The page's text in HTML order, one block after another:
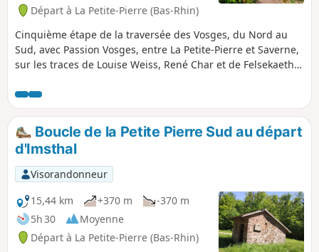
Départ à La Petite-Pierre (Bas-Rhin)
Cinquième étape de la traversée des Vosges, du Nord au
Sud, avec Passion Vosges, entre La Petite-Pierre et Saverne,
sur les traces de Louise Weiss, René Char et de Felsekaeth.
pouvez retrouver dans le magazine Passion Vosges édité
par les DNA et L'Alsace.
Boucle de la Petite Pierre Sud au départ
d'Imsthal
Visorandonneur
15,44 km
+370 m
-370 m
5h 30
Moyenne
Départ à La Petite-Pierre (Bas-Rhin)